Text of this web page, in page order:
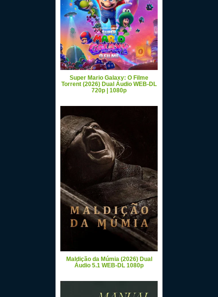
Super Mario Galaxy: O Filme
Torrent (2026) Dual Áudio WEB-DL
720p | 1080p
Maldição da Múmia (2026) Dual
Áudio 5.1 WEB-DL 1080p